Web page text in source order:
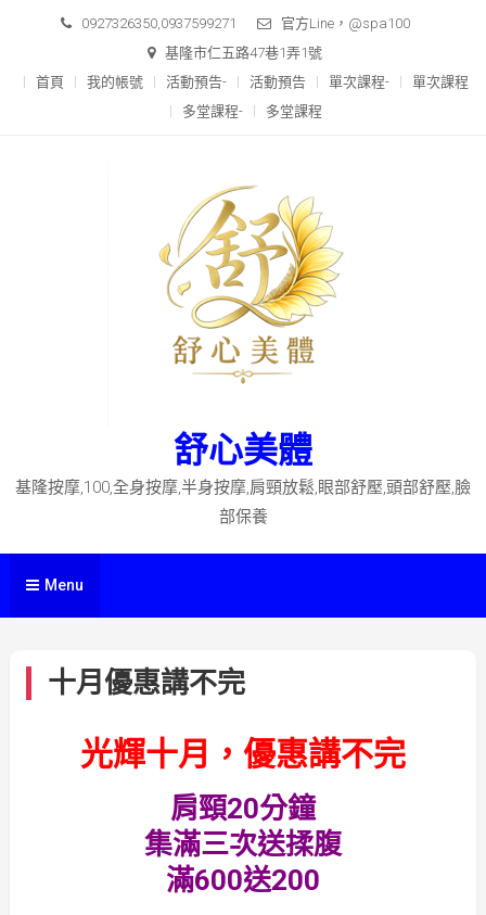
0927326350,0937599271
官方Line，@spa100
基隆市仁五路47巷1弄1號
首頁
我的帳號 活動預告- 活動預告 單次課程-
單次課程
多堂課程-
多堂課程
舒心美體
基隆按摩,100,全身按摩,半身按摩,肩頸放鬆,眼部舒壓,頭部舒壓,臉
部保養
Menu
十月優惠講不完
光輝十月，優惠講不完
肩頸20分鐘
集滿三次送揉腹
滿600送200